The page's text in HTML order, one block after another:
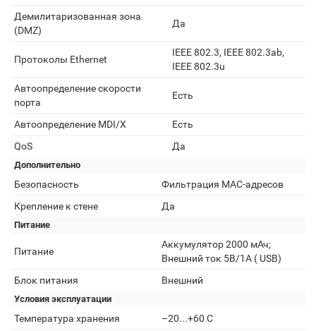
Демилитаризованная зона
(DMZ)
Да
Протоколы Ethernet
IEEE 802.3, IEEE 802.3ab,
IEEE 802.3u
Автоопределение скорости
порта
Есть
Автоопределение MDI/X
Есть
QoS
Да
Дополнительно
Безопасность
Фильтрация MAC-адресов
Крепление к стене
Да
Питание
Питание
Аккумулятор 2000 мАч;
Внешний ток 5В/1А ( USB)
Блок питания
Внешний
Условия эксплуатации
Температура хранения –20...+60 С